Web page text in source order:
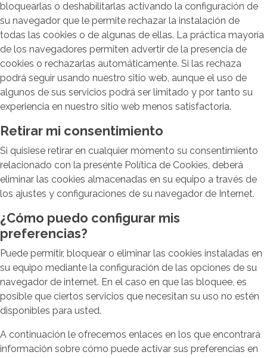
bloquearlas o deshabilitarlas activando la configuración de
su navegador que le permite rechazar la instalación de
todas las cookies o de algunas de ellas. La práctica mayoría
de los navegadores permiten advertir de la presencia de
cookies o rechazarlas automáticamente. Si las rechaza
podrá seguir usando nuestro sitio web, aunque el uso de
algunos de sus servicios podrá ser limitado y por tanto su
experiencia en nuestro sitio web menos satisfactoria.
Retirar mi consentimiento
Si quisiese retirar en cualquier momento su consentimiento
relacionado con la presente Política de Cookies, deberá
eliminar las cookies almacenadas en su equipo a través de
los ajustes y configuraciones de su navegador de Internet.
¿Cómo puedo configurar mis
preferencias?
Puede permitir, bloquear o eliminar las cookies instaladas en
su equipo mediante la configuración de las opciones de su
navegador de internet. En el caso en que las bloquee, es
posible que ciertos servicios que necesitan su uso no estén
disponibles para usted.
A continuación le ofrecemos enlaces en los que encontrará
información sobre cómo puede activar sus preferencias en